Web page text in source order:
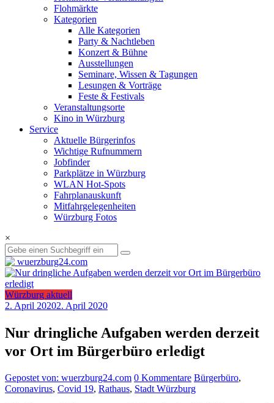
Flohmärkte
Kategorien
Alle Kategorien
Party & Nachtleben
Konzert & Bühne
Ausstellungen
Seminare, Wissen & Tagungen
Lesungen & Vorträge
Feste & Festivals
Veranstaltungsorte
Kino in Würzburg
Service
Aktuelle Bürgerinfos
Wichtige Rufnummern
Jobfinder
Parkplätze in Würzburg
WLAN Hot-Spots
Fahrplanauskunft
Mitfahrgelegenheiten
Würzburg Fotos
×
Würzburg aktuell
2. April 20202. April 2020
Nur dringliche Aufgaben werden derzeit
vor Ort im Bürgerbüro erledigt
Gepostet von: wuerzburg24.com 0 Kommentare Bürgerbüro,
Coronavirus, Covid 19, Rathaus, Stadt Würzburg